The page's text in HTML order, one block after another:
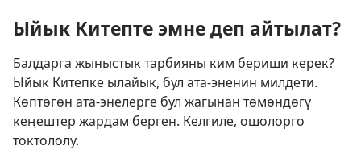
Ыйык Китепте эмне деп айтылат?
Балдарга жыныстык тарбияны ким бериши керек?
Ыйык Китепке ылайык, бул ата-эненин милдети.
Көптөгөн ата-энелерге бул жагынан төмөндөгү
кеңештер жардам берген. Келгиле, ошолорго
токтололу.